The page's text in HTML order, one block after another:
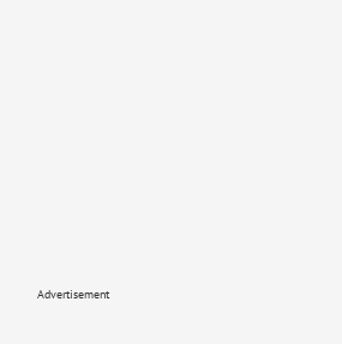
Advertisement